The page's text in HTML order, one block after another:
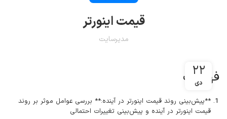
قیمت اینورتر
مدیرسایت
۲۲
دی
فهرست
**پیش‌بینی روند قیمت اینورتر در آینده:** بررسی عوامل موثر بر روند
قیمت اینورتر در آینده و پیش‌بینی تغییرات احتمالی